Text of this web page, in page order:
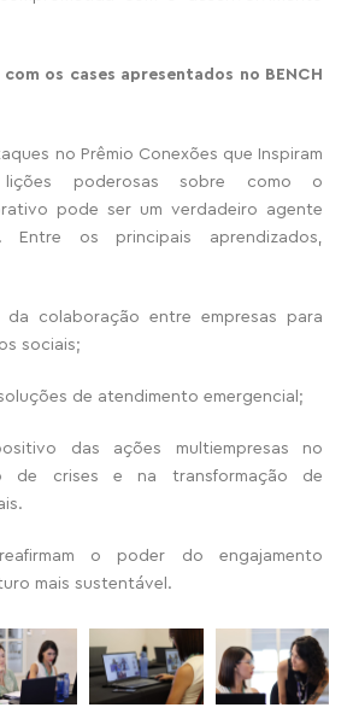
os cases apresentados no BENCH
no Prêmio Conexões que Inspiram
lições poderosas sobre como o
pode ser um verdadeiro agente
Entre os principais aprendizados,
da colaboração entre empresas para
sociais;
de atendimento emergencial;
das ações multiempresas no
de crises e na transformação de
o poder do engajamento
mais sustentável.